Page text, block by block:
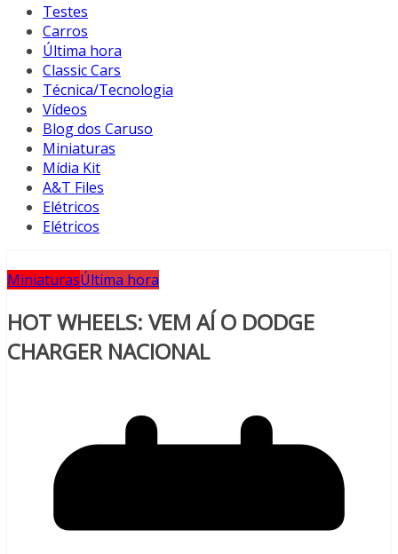
Testes
Carros
Última hora
Classic Cars
Técnica/Tecnologia
Vídeos
Blog dos Caruso
Miniaturas
Mídia Kit
A&T Files
Elétricos
Elétricos
MiniaturasÚltima hora
HOT WHEELS: VEM AÍ O DODGE
CHARGER NACIONAL